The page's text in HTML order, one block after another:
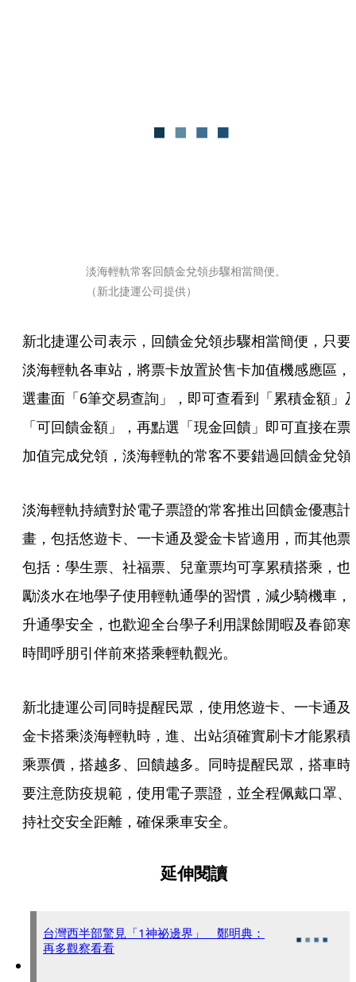
淡海輕軌常客回饋金兌領步驟相當簡便。
（新北捷運公司提供）
新北捷運公司表示，回饋金兌領步驟相當簡便，只要
淡海輕軌各車站，將票卡放置於售卡加值機感應區，
選畫面「6筆交易查詢」，即可查看到「累積金額」
「可回饋金額」，再點選「現金回饋」即可直接在票
加值完成兌領，淡海輕軌的常客不要錯過回饋金兌領
淡海輕軌持續對於電子票證的常客推出回饋金優惠計
畫，包括悠遊卡、一卡通及愛金卡皆適用，而其他票
包括：學生票、社福票、兒童票均可享累積搭乘，也
勵淡水在地學子使用輕軌通學的習慣，減少騎機車，
升通學安全，也歡迎全台學子利用課餘閒暇及春節寒
時間呼朋引伴前來搭乘輕軌觀光。
新北捷運公司同時提醒民眾，使用悠遊卡、一卡通及
金卡搭乘淡海輕軌時，進、出站須確實刷卡才能累積
乘票價，搭越多、回饋越多。同時提醒民眾，搭車時
要注意防疫規範，使用電子票證，並全程佩戴口罩、
持社交安全距離，確保乘車安全。
延伸閱讀
台灣西半部驚見「1神祕邊界」 鄭明典：
再多觀察看看